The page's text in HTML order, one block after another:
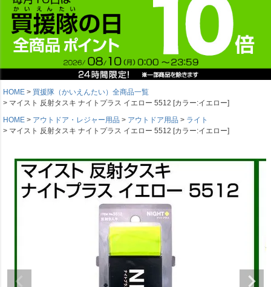
HOME
買援隊（かいえんたい）全商品一覧
マイスト 反射タスキ ナイトプラス イエロー 5512 [カラー:イエロー]
HOME
アウトドア・レジャー用品 アウトドア用品
ライト
マイスト 反射タスキ ナイトプラス イエロー 5512 [カラー:イエロー]